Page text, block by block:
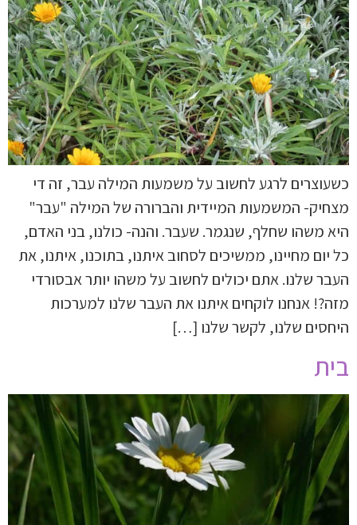
כשעוצרים לרגע לחשוב על משמעות המילה עבר, זה די
מצחיק- המשמעות המיידית והברורה של המילה "עבר"
היא משהו שחלף, שנגמר. שעבר. והנה- כולנו, בני האדם,
כל יום מחיינו, ממשיכים לסחוב איתנו, בתוכנו, איתנו, את
העבר שלנו. אתם יכולים לחשוב על משהו יותר אבסורדי
מזה?! אנחנו לוקחים איתנו את העבר שלנו למערכות
היחסים שלנו, לקשר שלנו […]
בית